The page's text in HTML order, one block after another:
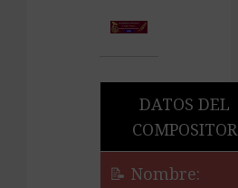
DATOS DEL
COMPOSITOR
📝 Nombre: